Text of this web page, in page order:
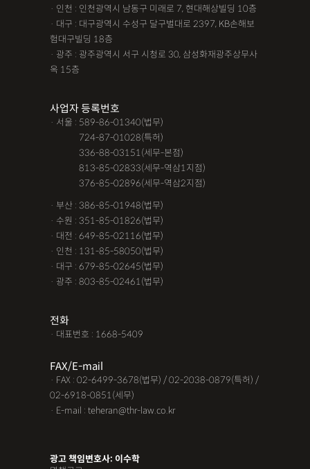
· 인천 : 인천광역시 남동구 미래로 7, 현대해상빌딩 10층
· 대구 : 대구광역시 수성구 달구벌대로 2397, KB손해보
험대구빌딩 18층
· 광주 : 광주광역시 서구 시청로 30, 삼성화재광주상무사
옥 15층
사업자 등록번호
· 서울 : 589-86-01340(법무)
724-87-01028(특허)
336-88-03151(세무-본점)
813-85-02833(세무-역삼1지점)
376-85-02896(세무-역삼2지점)
· 부산 : 386-85-01948(법무)
· 수원 : 351-85-01826(법무)
· 대전 : 649-85-02116(법무)
· 인천 : 131-85-58050(법무)
· 대구 : 679-85-02645(법무)
· 광주 : 803-85-02461(법무)
전화
· 대표번호 : 1668-5409
FAX/E-mail
· FAX : 02-6499-3678(법무) / 02-2038-0879(특허) /
02-6918-0851(세무)
· E-mail : teheran@thr-law.co.kr
광고 책임변호사: 이수학